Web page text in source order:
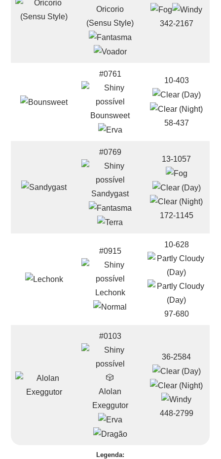
Oricorio
(Sensu Style)
342-2167
#0761
Bounsweet
10-403
58-437
#0769
Sandygast
13-1057
172-1145
#0915
Lechonk
10-628
97-680
#0103
🎲
Alolan
Exeggutor
36-2584
448-2799
Legenda: